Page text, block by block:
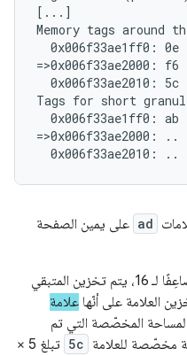
[...]
Memory tags around
0x006f33ae1ff0: 0e
  0x006f33ae2010: 5c
Tags for short
0x006f33ae1ff0: ab
  0x006f33ae2010: ..
ad على يمين الصفحة
إذا لم يكن حجم المساحة المخصّصة مضاعِفًا لـ 16، يتم تخزين المتبقي
العلامة على أنّها علامة
المساحة المخصّصة التي تم
مخصّصة للعلامة 5c
تبلغ 5 ×